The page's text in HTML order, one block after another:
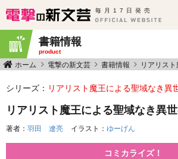
毎月17日発売
書籍情報
product
ホーム 電撃の新文芸 書籍情報 リアリス
シリーズ： リアリスト魔王による聖域なき異
リアリスト魔王による聖域なき異
著者： 羽田 遼亮 イラスト： ゆーげん
コミカライズ！